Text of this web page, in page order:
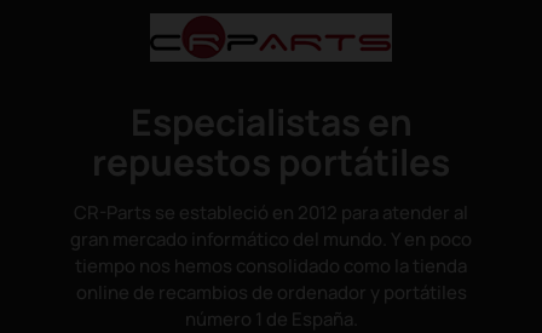
Especialistas en
repuestos portátiles
CR-Parts se estableció en 2012 para atender al
gran mercado informático del mundo. Y en poco
tiempo nos hemos consolidado como la tienda
online de recambios de ordenador y portátiles
número 1 de España.